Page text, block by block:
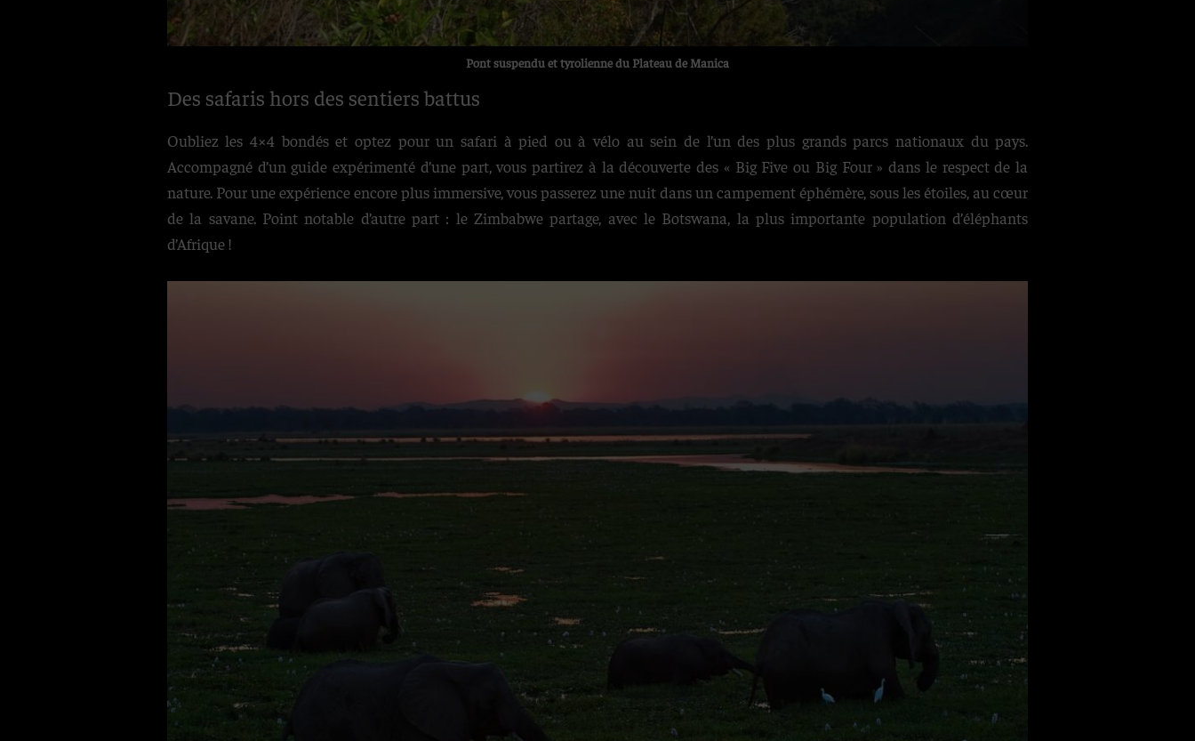
Pont suspendu et tyrolienne du Plateau de Manica
Des safaris hors des sentiers battus
Oubliez les 4×4 bondés et optez pour un safari à pied ou à vélo au sein de l’un des plus grands parcs nationaux du pays.
Accompagné d’un guide expérimenté d’une part, vous partirez à la découverte des « Big Five ou Big Four » dans le respect de la
nature. Pour une expérience encore plus immersive, vous passerez une nuit dans un campement éphémère, sous les étoiles, au cœur
de la savane. Point notable d’autre part : le Zimbabwe partage, avec le Botswana, la plus importante population d’éléphants
d’Afrique !